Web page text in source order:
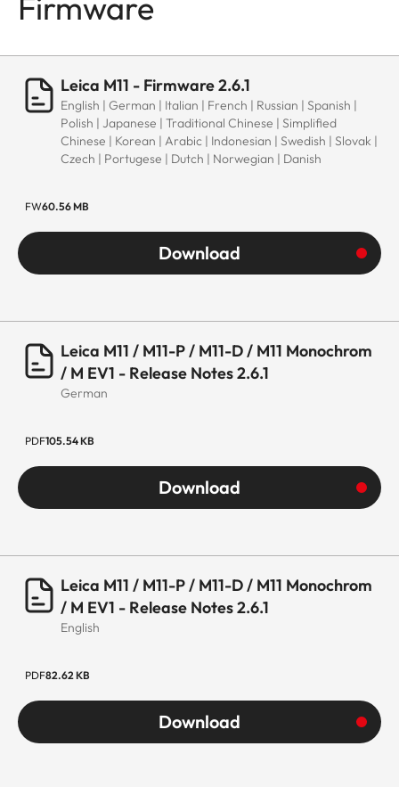
Leica M11 - Firmware 2.6.1
English | German | Italian | French | Russian | Spanish |
Polish | Japanese | Traditional Chinese | Simplified
Chinese | Korean | Arabic | Indonesian | Swedish | Slovak |
Czech | Portugese | Dutch | Norwegian | Danish
FW60.56 MB
Download
Leica M11 / M11-P / M11-D / M11 Monochrom
/ M EV1 - Release Notes 2.6.1
German
PDF105.54 KB
Download
Leica M11 / M11-P / M11-D / M11 Monochrom
/ M EV1 - Release Notes 2.6.1
English
PDF82.62 KB
Download